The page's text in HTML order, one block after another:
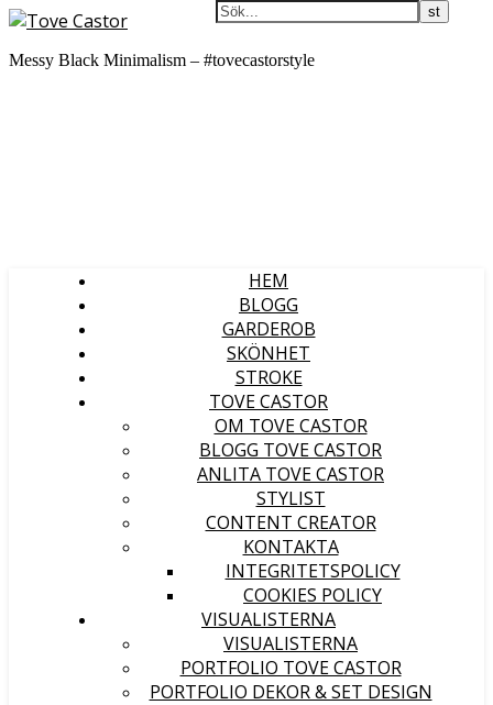
Messy Black Minimalism – #tovecastorstyle
HEM
BLOGG
GARDEROB
SKÖNHET
STROKE
TOVE CASTOR
OM TOVE CASTOR
BLOGG TOVE CASTOR
ANLITA TOVE CASTOR
STYLIST
CONTENT CREATOR
KONTAKTA
INTEGRITETSPOLICY
COOKIES POLICY
VISUALISTERNA
VISUALISTERNA
PORTFOLIO TOVE CASTOR
PORTFOLIO DEKOR & SET DESIGN